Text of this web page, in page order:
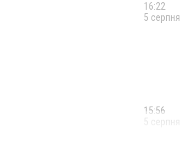
16:22
5 серпня
15:56
5 серпня